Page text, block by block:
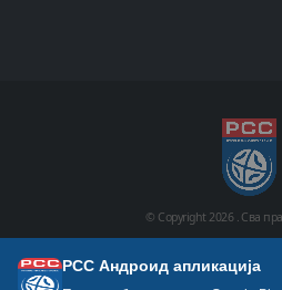
© Copyright2026 . Сва
Почетна Историја Фото
РСС Андроид апликација